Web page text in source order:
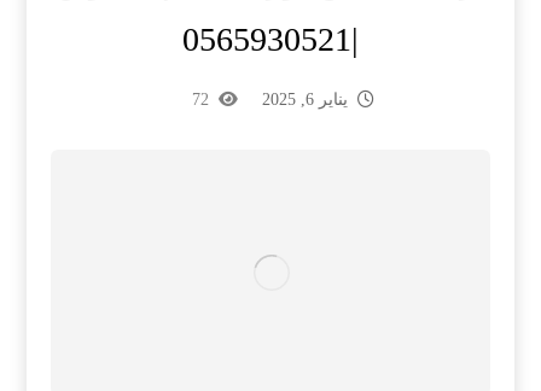
|0565930521
يناير 6, 2025 72